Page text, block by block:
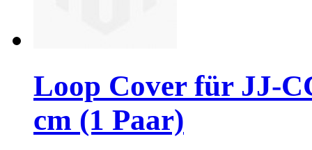
Loop Cover für JJ-
cm (1 Paar)